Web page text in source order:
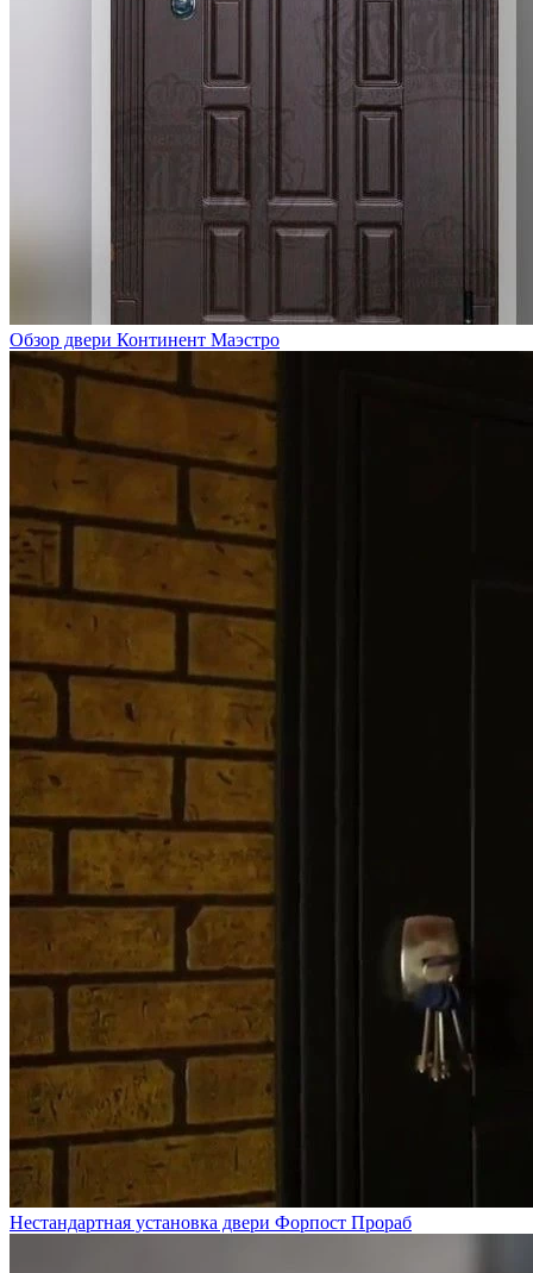
Обзор двери Континент Маэстро
Нестандартная установка двери Форпост Прораб